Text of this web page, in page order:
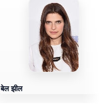
बेल झील